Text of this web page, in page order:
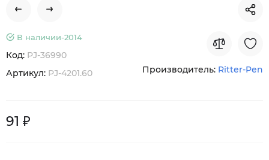
В наличии-2014
Код: PJ-36990
Артикул: PJ-4201.60 Производитель: Ritter-Pen
91 ₽